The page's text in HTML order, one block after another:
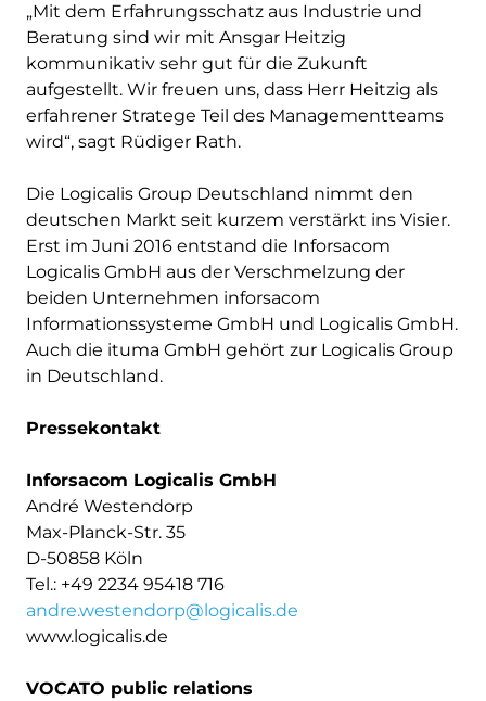
„Mit dem Erfahrungsschatz aus Industrie und
Beratung sind wir mit Ansgar Heitzig
kommunikativ sehr gut für die Zukunft
aufgestellt. Wir freuen uns, dass Herr Heitzig als
erfahrener Stratege Teil des Managementteams
wird“, sagt Rüdiger Rath.
Die Logicalis Group Deutschland nimmt den
deutschen Markt seit kurzem verstärkt ins Visier.
Erst im Juni 2016 entstand die Inforsacom
Logicalis GmbH aus der Verschmelzung der
beiden Unternehmen inforsacom
Informationssysteme GmbH und Logicalis GmbH.
Auch die ituma GmbH gehört zur Logicalis Group
in Deutschland.
Pressekontakt
Inforsacom Logicalis GmbH
André Westendorp
Max-Planck-Str. 35
D-50858 Köln
Tel.: +49 2234 95418 716
andre.westendorp@logicalis.de
www.logicalis.de
VOCATO public relations